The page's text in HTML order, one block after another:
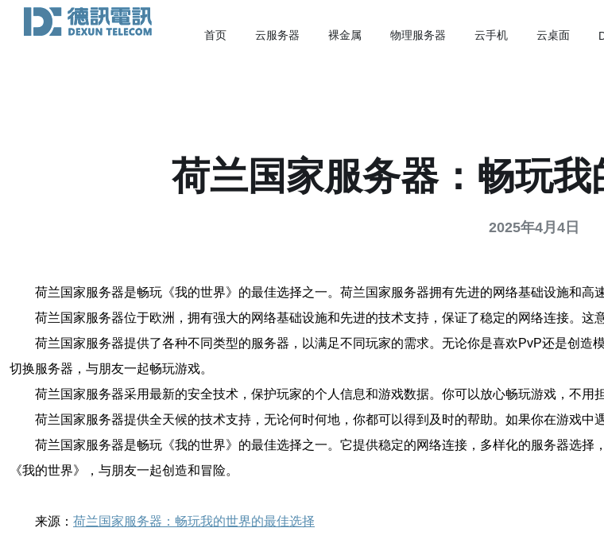
首页 云服务器 裸金属 物理服务器 云手机 云桌面
荷兰国家服务器：畅玩
2025年4月4日
荷兰国家服务器是畅玩《我的世界》的最佳选择之一。荷兰国家服务器拥有先进的网络基础设施和高
荷兰国家服务器位于欧洲，拥有强大的网络基础设施和先进的技术支持，保证了稳定的网络连接。这
荷兰国家服务器提供了各种不同类型的服务器，以满足不同玩家的需求。无论你是喜欢PvP还是创
切换服务器，与朋友一起畅玩游戏。
荷兰国家服务器采用最新的安全技术，保护玩家的个人信息和游戏数据。你可以放心畅玩游戏，不用
荷兰国家服务器提供全天候的技术支持，无论何时何地，你都可以得到及时的帮助。如果你在游戏中
荷兰国家服务器是畅玩《我的世界》的最佳选择之一。它提供稳定的网络连接，多样化的服务器选
《我的世界》，与朋友一起创造和冒险。
来源： 荷兰国家服务器：畅玩我的世界的最佳选择